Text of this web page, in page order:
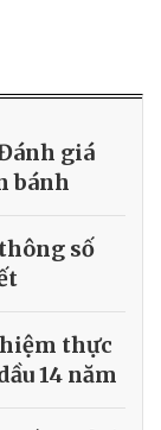
giá
bánh
số
thực
14 năm